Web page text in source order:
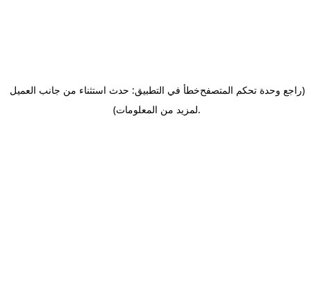
خطأ في التطبيق: حدث استثناء من جانب العميل(راجع وحدة تحكم المتصفح
لمزيد من المعلومات).